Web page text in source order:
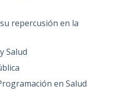
repercusión en la
Salud
en Salud